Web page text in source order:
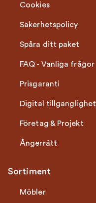
Cookies
Säkerhetspolicy
Spåra ditt paket
FAQ - Vanliga frågor
Prisgaranti
Digital tillgänglighet
Företag & Projekt
Ångerrätt
Sortiment
Möbler